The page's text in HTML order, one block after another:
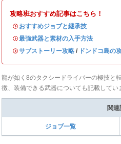
攻略班おすすめ記事はこちら！
・ おすすめジョブと継承技
・最強武器と素材の入手方法
・サブストーリー攻略 / ドンドコ島の
龍が如く8のタクシードライバーの極技と
徴、装備できる武器についても記載してい
関連
ジョブ一覧